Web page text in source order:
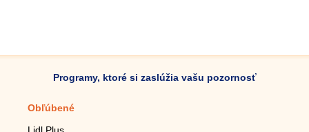
Programy, ktoré si zaslúžia vašu pozornosť
Obľúbené